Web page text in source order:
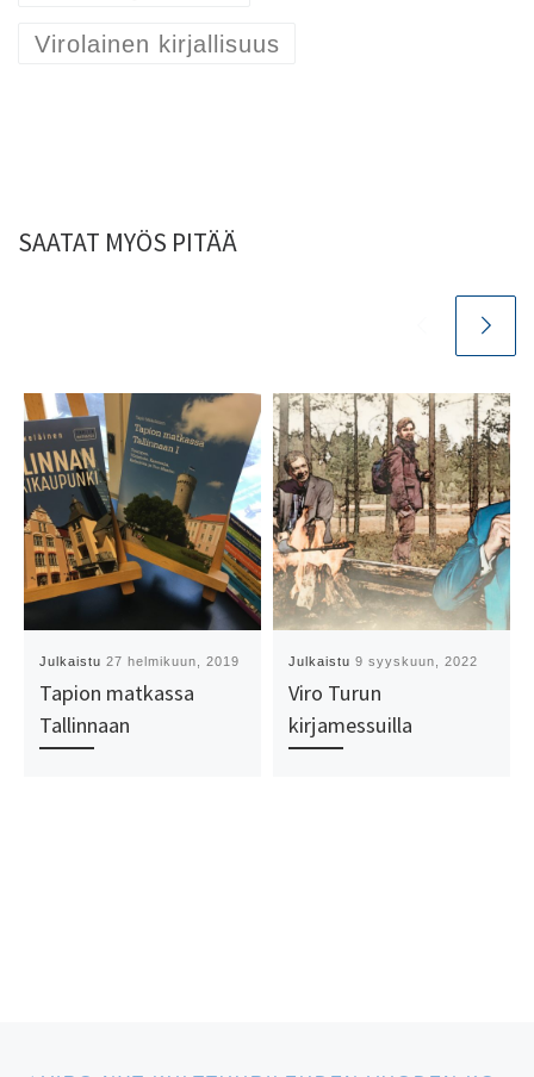
Virolainen kirjallisuus
SAATAT MYÖS PITÄÄ
Julkaistu27 helmikuun, 2019
Tapion matkassa
Tallinnaan
Julkaistu9 syyskuun, 2022
Viro Turun
kirjamessuilla